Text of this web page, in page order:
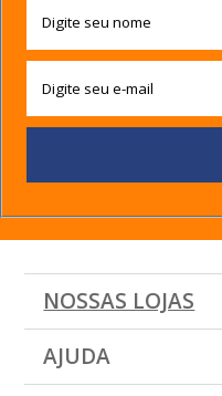
NOSSAS LOJAS
AJUDA